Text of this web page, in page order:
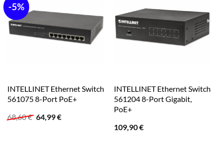
-5%
INTELLINET Ethernet Switch
561075 8-Port PoE+
68,60€ Ursprünglicher
64,99€Aktueller
INTELLINET Ethernet Switch
561204 8-Port Gigabit,
PoE+
109,90€